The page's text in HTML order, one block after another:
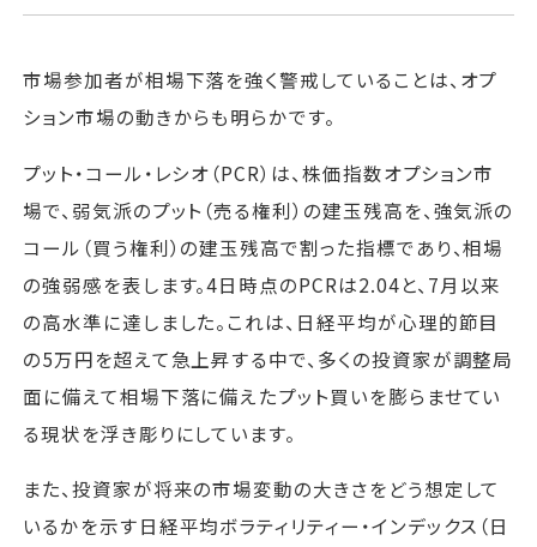
市場参加者が相場下落を強く警戒していることは、オプ
ション市場の動きからも明らかです。
プット・コール・レシオ（PCR）は、株価指数オプション市
場で、弱気派のプット（売る権利）の建玉残高を、強気派の
コール（買う権利）の建玉残高で割った指標であり、相場
の強弱感を表します。4日時点のPCRは2.04と、7月以来
の高水準に達しました。これは、日経平均が心理的節目
の5万円を超えて急上昇する中で、多くの投資家が調整局
面に備えて相場下落に備えたプット買いを膨らませてい
る現状を浮き彫りにしています。
また、投資家が将来の市場変動の大きさをどう想定して
いるかを示す日経平均ボラティリティー・インデックス（日